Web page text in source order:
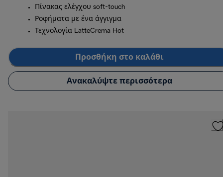
Πίνακας ελέγχου soft-touch
Ροφήματα με ένα άγγιγμα
Τεχνολογία LatteCrema Hot
Προσθήκη στο καλάθι
Ανακαλύψτε περισσότερα